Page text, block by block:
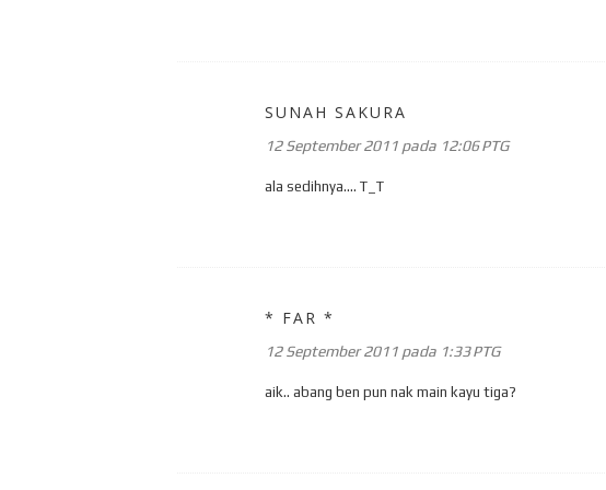
SUNAH SAKURA
12 September 2011 pada 12:06 PTG
ala sedihnya.... T_T
* FAR *
12 September 2011 pada 1:33 PTG
aik.. abang ben pun nak main kayu tiga?